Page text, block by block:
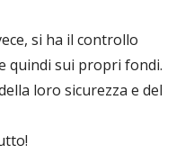
si ha il controllo
quindi sui propri fondi.
loro sicurezza e del